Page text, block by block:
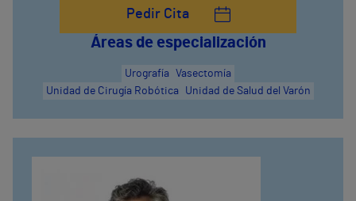
Pedir Cita
Áreas de especialización
Unidad de Cirugía Robótica Unidad de Salud del Varón
Urografía Vasectomía